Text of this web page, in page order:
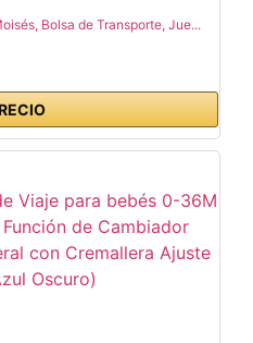
Bolsa de Transporte, Jue...